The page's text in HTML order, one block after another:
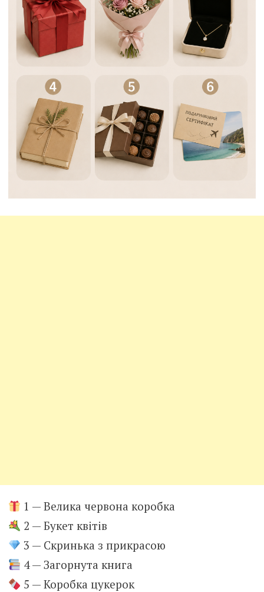
1 — Велика червона коробка
2 — Букет квітів
3 — Скринька з прикрасою
4 — Загорнута книга
5 — Коробка цукерок